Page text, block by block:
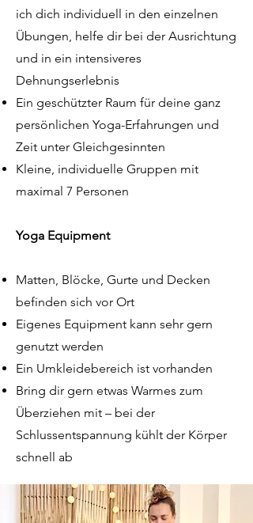
ich dich individuell in den einzelnen
Übungen, helfe dir bei der Ausrichtung
und in ein intensiveres
Dehnungserlebnis
Ein geschützter Raum für deine ganz
persönlichen Yoga-Erfahrungen und
Zeit unter Gleichgesinnten
Kleine, individuelle Gruppen mit
maximal 7 Personen
Yoga Equipment
Matten, Blöcke, Gurte und Decken
befinden sich vor Ort
Eigenes Equipment kann sehr gern
genutzt werden
Ein Umkleidebereich ist vorhanden
Bring dir gern etwas Warmes zum
Überziehen mit – bei der
Schlussentspannung kühlt der Körper
schnell ab